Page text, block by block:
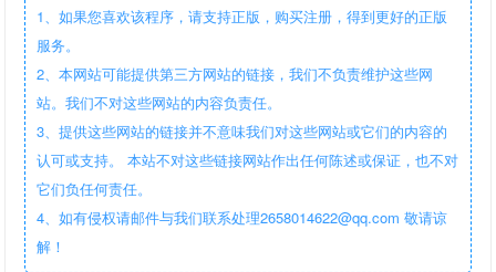
1、如果您喜欢该程序，请支持正版，购买注册，得到更好的正版
服务。
2、本网站可能提供第三方网站的链接，我们不负责维护这些网
站。我们不对这些网站的内容负责任。
3、提供这些网站的链接并不意味我们对这些网站或它们的内容的
认可或支持。 本站不对这些链接网站作出任何陈述或保证，也不对
它们负任何责任。
4、如有侵权请邮件与我们联系处理2658014622@qq.com 敬请谅
解！